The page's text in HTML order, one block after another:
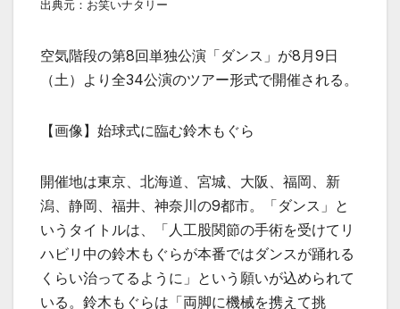
出典元：お笑いナタリー
空気階段の第8回単独公演「ダンス」が8月9日
（土）より全34公演のツアー形式で開催される。
【画像】始球式に臨む鈴木もぐら
開催地は東京、北海道、宮城、大阪、福岡、新
潟、静岡、福井、神奈川の9都市。「ダンス」と
いうタイトルは、「人工股関節の手術を受けてリ
ハビリ中の鈴木もぐらが本番ではダンスが踊れる
くらい治ってるように」という願いが込められて
いる。鈴木もぐらは「両脚に機械を携えて挑